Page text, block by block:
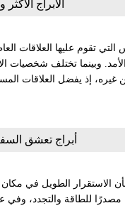
الأبراج
تقوم عليها العلاقات
وبينما تختلف شخصيات
غيره، إذ يفضل العلاقات
أبراج تعشق
الطويل في مكان
مصدرًا للطاقة والتجدد،